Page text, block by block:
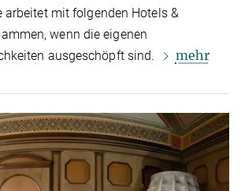
arbeitet mit folgenden Hotels &
wenn die eigenen
ausgeschöpft sind.
mehr